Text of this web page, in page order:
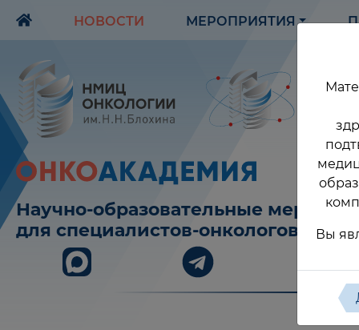
Вы
НОВОСТИ МЕРОПРИЯТИЯ
Научно-образовательные
для специалистов-онкологов